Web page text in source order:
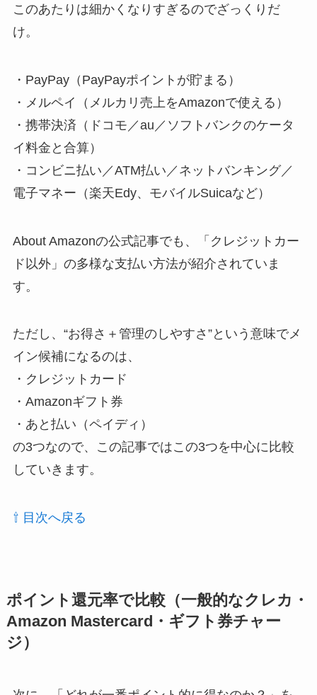
このあたりは細かくなりすぎるのでざっくりだ
け。
・PayPay（PayPayポイントが貯まる）
・メルペイ（メルカリ売上をAmazonで使える）
・携帯決済（ドコモ／au／ソフトバンクのケータ
イ料金と合算）
・コンビニ払い／ATM払い／ネットバンキング／
電子マネー（楽天Edy、モバイルSuicaなど）
About Amazonの公式記事でも、「クレジットカー
ド以外」の多様な支払い方法が紹介されていま
す。
ただし、“お得さ＋管理のしやすさ”という意味でメ
イン候補になるのは、
・クレジットカード
・Amazonギフト券
・あと払い（ペイディ）
の3つなので、この記事ではこの3つを中心に比較
していきます。
⇧ 目次へ戻る
ポイント還元率で比較（一般的なクレカ・
Amazon Mastercard・ギフト券チャー
ジ）